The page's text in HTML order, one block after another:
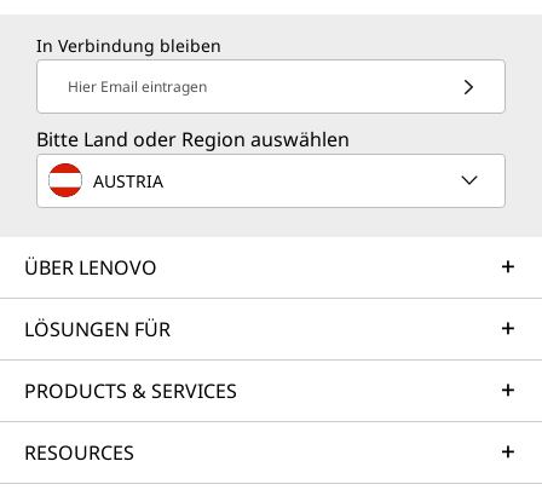
In Verbindung bleiben
Hier Email eintragen
Bitte Land oder Region auswählen
AUSTRIA
ÜBER LENOVO
LÖSUNGEN FÜR
PRODUCTS & SERVICES
RESOURCES